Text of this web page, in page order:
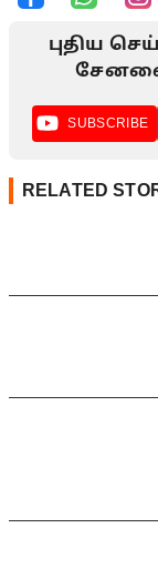
புதிய
சேனலை
SUBSCRIBE
RELATED